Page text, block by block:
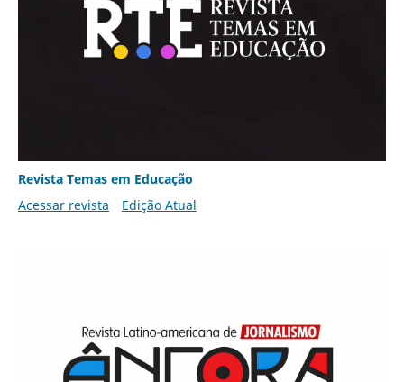
Revista Temas em Educação
Acessar revista
Edição Atual